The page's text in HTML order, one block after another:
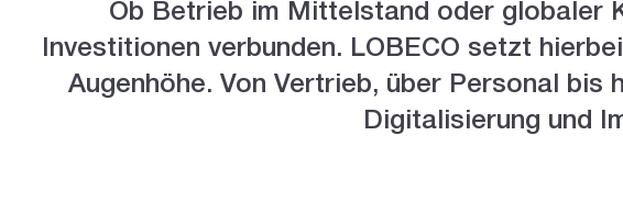
Ob Betrieb im Mittelstand oder globaler
Investitionen verbunden. LOBECO setzt
Augenhöhe. Von Vertrieb, über Personal
Digitalisierung und